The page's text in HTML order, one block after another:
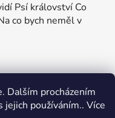
Dalším procházením
používáním.. Více
Psí království Co
co bych neměl v